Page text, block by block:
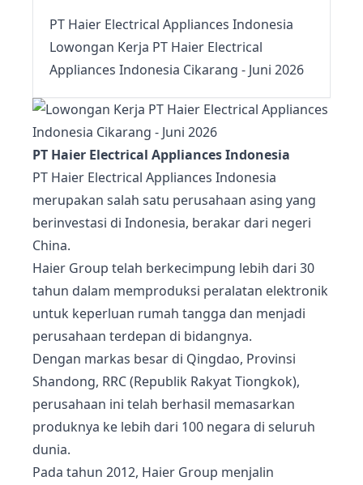
PT Haier Electrical Appliances Indonesia
Lowongan Kerja PT Haier Electrical
Appliances Indonesia Cikarang - Juni 2026
PT Haier Electrical Appliances Indonesia
PT Haier Electrical Appliances Indonesia
merupakan salah satu perusahaan asing yang
berinvestasi di Indonesia, berakar dari negeri
China.
Haier Group telah berkecimpung lebih dari 30
tahun dalam memproduksi peralatan elektronik
untuk keperluan rumah tangga dan menjadi
perusahaan terdepan di bidangnya.
Dengan markas besar di Qingdao, Provinsi
Shandong, RRC (Republik Rakyat Tiongkok),
perusahaan ini telah berhasil memasarkan
produknya ke lebih dari 100 negara di seluruh
dunia.
Pada tahun 2012, Haier Group menjalin